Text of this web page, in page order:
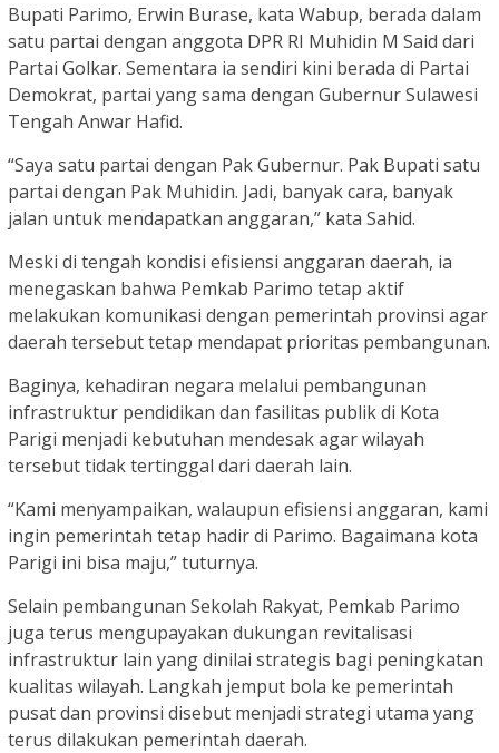
Bupati Parimo, Erwin Burase, kata Wabup, berada dalam
satu partai dengan anggota DPR RI Muhidin M Said dari
Partai Golkar. Sementara ia sendiri kini berada di Partai
Demokrat, partai yang sama dengan Gubernur Sulawesi
Tengah Anwar Hafid.
“Saya satu partai dengan Pak Gubernur. Pak Bupati satu
partai dengan Pak Muhidin. Jadi, banyak cara, banyak
jalan untuk mendapatkan anggaran,” kata Sahid.
Meski di tengah kondisi efisiensi anggaran daerah, ia
menegaskan bahwa Pemkab Parimo tetap aktif
melakukan komunikasi dengan pemerintah provinsi agar
daerah tersebut tetap mendapat prioritas pembangunan.
Baginya, kehadiran negara melalui pembangunan
infrastruktur pendidikan dan fasilitas publik di Kota
Parigi menjadi kebutuhan mendesak agar wilayah
tersebut tidak tertinggal dari daerah lain.
“Kami menyampaikan, walaupun efisiensi anggaran, kami
ingin pemerintah tetap hadir di Parimo. Bagaimana kota
Parigi ini bisa maju,” tuturnya.
Selain pembangunan Sekolah Rakyat, Pemkab Parimo
juga terus mengupayakan dukungan revitalisasi
infrastruktur lain yang dinilai strategis bagi peningkatan
kualitas wilayah. Langkah jemput bola ke pemerintah
pusat dan provinsi disebut menjadi strategi utama yang
terus dilakukan pemerintah daerah.